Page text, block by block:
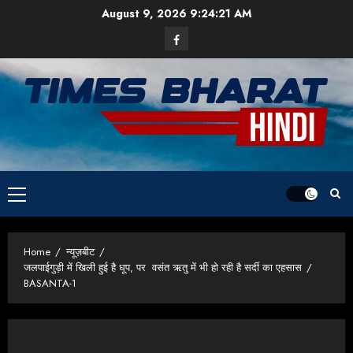
August 9, 2026 9:24:22 AM
Facebook
Primary
Menu
Home
न्यूज़बीट
जलपाईगुड़ी में खिली हुई है धूप, पर वसंत ऋतु में भी हो रही है सर्दी का एहसास
BASANTA-1